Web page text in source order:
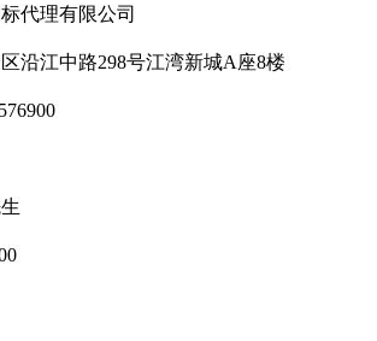
代理有限公司
沿江中路298号江湾新城A座8楼